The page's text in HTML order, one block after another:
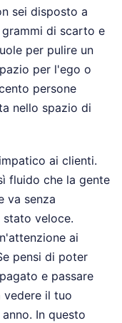
sei disposto a
di scarto e
per pulire un
per l'ego o
persone
nello spazio di
ai clienti.
fluido che la gente
va senza
stato veloce.
ai
pensi di poter
e passare
vedere il tuo
In questo